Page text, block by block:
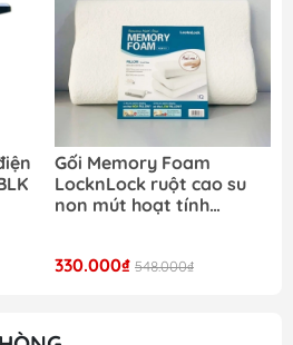
Gối Memory Foam
LocknLock ruột cao su
non mút hoạt tính
330.000₫ 548.000₫